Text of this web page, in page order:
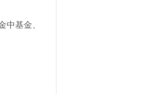
基金、